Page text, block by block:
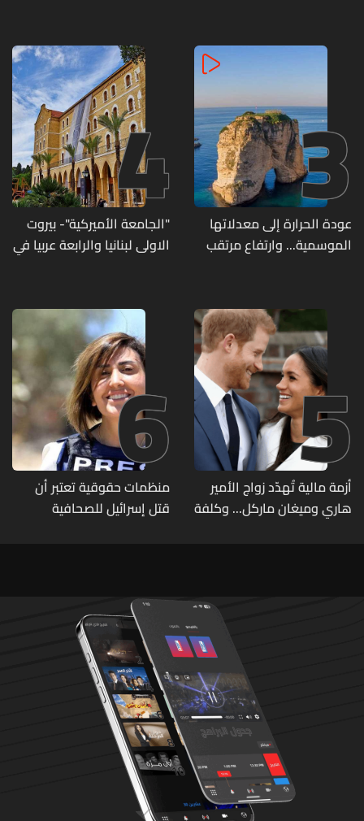
3
عودة الحرارة إلى معدلاتها
الموسمية... وارتفاع مرتقب
4
"الجامعة الأميركية"- بيروت
الاولى لبنانيا والرابعة عربيا في
5
أزمة مالية تُهدّد زواج الأمير
هاري وميغان ماركل... وكلفة
6
منظمات حقوقية تعتبر أن
قتل إسرائيل للصحافية